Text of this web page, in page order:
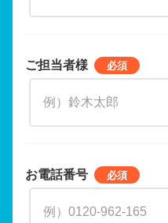
ご担当者様
お電話番号